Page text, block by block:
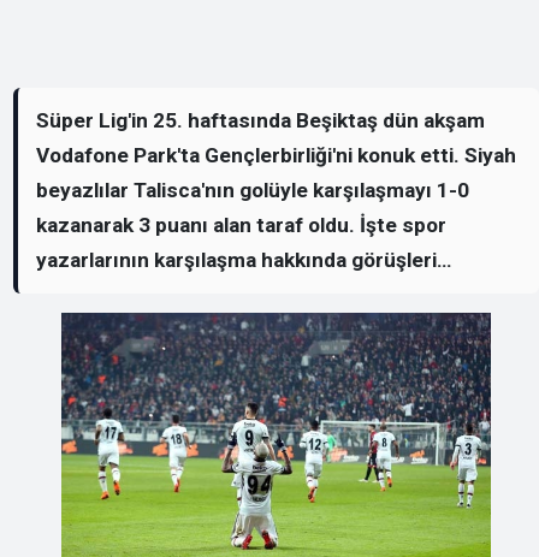
Süper Lig'in 25. haftasında Beşiktaş dün akşam
Vodafone Park'ta Gençlerbirliği'ni konuk etti. Siyah
beyazlılar Talisca'nın golüyle karşılaşmayı 1-0
kazanarak 3 puanı alan taraf oldu. İşte spor
yazarlarının karşılaşma hakkında görüşleri…